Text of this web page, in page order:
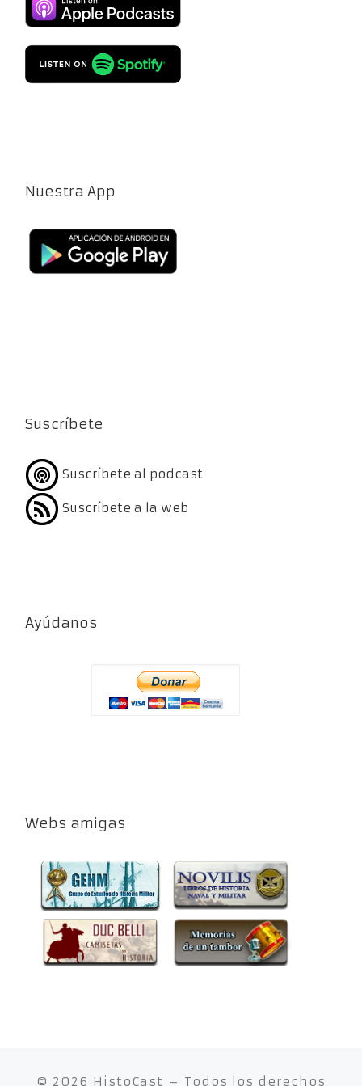
Nuestra App
Suscríbete
Suscríbete al podcast
Suscríbete a la web
Ayúdanos
Webs amigas
© 2026 HistoCast – Todos los derechos